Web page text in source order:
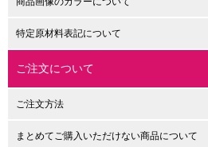
特定原材料表記について
ご注文について
ご注文方法
まとめてご購入いただけない商品について